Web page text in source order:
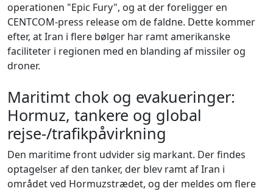
operationen "Epic Fury", og at der foreligger en
CENTCOM-press release om de faldne. Dette kommer
efter, at Iran i flere bølger har ramt amerikanske
faciliteter i regionen med en blanding af missiler og
droner.
Maritimt chok og evakueringer:
Hormuz, tankere og global
rejse-/trafikpåvirkning
Den maritime front udvider sig markant. Der findes
optagelser af den tanker, der blev ramt af Iran i
området ved Hormuzstrædet, og der meldes om flere